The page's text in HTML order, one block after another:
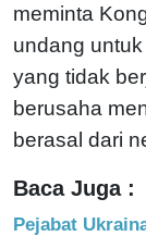
meminta
undang
yang tidak
berusaha
berasal dari
Baca Juga :
Pejabat